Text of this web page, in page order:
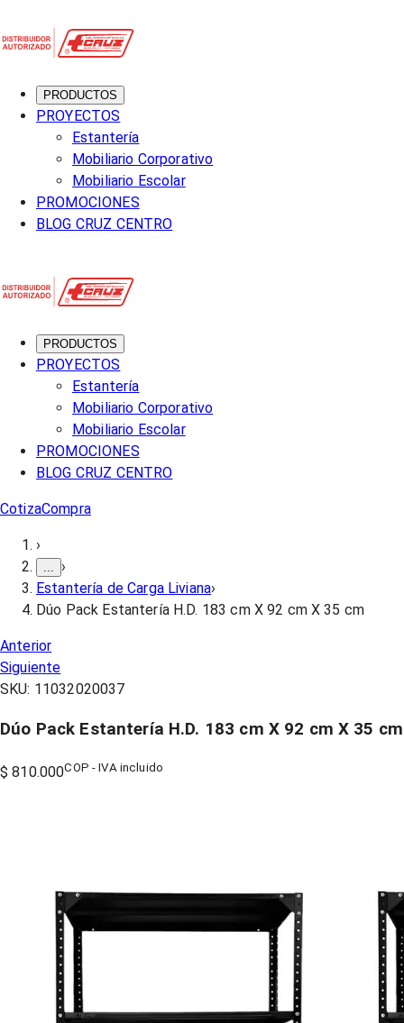
PRODUCTOS
PROYECTOS
Estantería
Mobiliario Corporativo
Mobiliario Escolar
PROMOCIONES
BLOG CRUZ CENTRO
PRODUCTOS
PROYECTOS
Estantería
Mobiliario Corporativo
Mobiliario Escolar
PROMOCIONES
BLOG CRUZ CENTRO
CotizaCompra
›
›
Estantería de Carga Liviana›
Dúo Pack Estantería H.D. 183 cm X 92 cm X 35 cm
Anterior
Siguiente
SKU: 11032020037
Dúo Pack Estantería H.D. 183 cm X 92 cm X 35 cm
$ 810.000COP - IVA incluido